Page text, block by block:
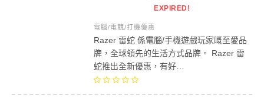
EXPIRED!
電腦/電競/打機優惠
Razer 雷蛇 係電腦/手機遊戲玩家嘅至愛品
牌，全球領先的生活方式品牌。 Razer 雷
蛇推出全新優惠，有好…